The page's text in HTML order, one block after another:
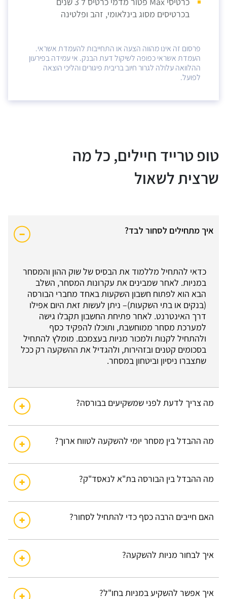
בכרטיסים מסוג בינלאומי, זהב ופלטינה
פרסום זה אינו מהווה הצעה או התחייבות להעמדת אשראי.
העמדת אשראי כפופה לשיקול דעת הבנק. אי עמידה בפירעון
ההלוואה עלולה לגרור חיוב בריבית פיגורים והליכי הוצאה
לפועל.
טופ טרייד חיילים, כל מה
שרצית לשאול
איך מתחילים לסחור לבד?
כדאי להתחיל מללמוד את הבסיס של שוק ההון והמסחר
במניות. לאחר שמבינים את עקרונות המסחר, השלב
הבא הוא לפתוח חשבון השקעות באחד מחברי הבורסה
(בנקים או בתי השקעות)– ניתן לעשות זאת היום אפילו
דרך האינטרנט. לאחר פתיחת החשבון תקבלו גישה
למערכת מסחר ממוחשבת, ותוכלו להפקיד כסף
ולהתחיל לקנות ולמכור מניות בעצמכם. מומלץ להתחיל
בסכומים קטנים ובזהירות, ולהגדיל את ההשקעה רק ככל
שתצברו ניסיון וביטחון במסחר.
מה צריך לדעת לפני שמשקיעים בבורסה?
מה ההבדל בין מסחר יומי להשקעה לטווח ארוך?
מה ההבדל בין הבורסה בת"א לנאסד"ק?
האם חייבים הרבה כסף כדי להתחיל לסחור?
איך לבחור מניות להשקעה?
איך אפשר להשקיע במניות בחו"ל?